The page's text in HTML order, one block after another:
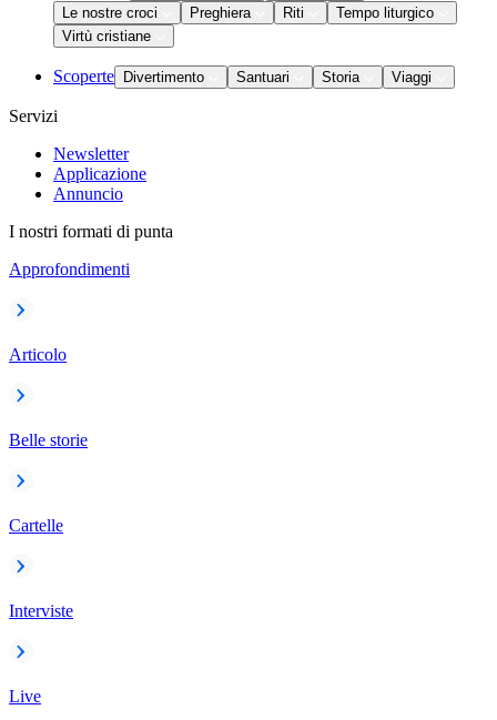
Le nostre croci
Preghiera Riti
Tempo liturgico
Virtù cristiane
Scoperte Divertimento Santuari Storia Viaggi
Servizi
Newsletter
Applicazione
Annuncio
I nostri formati di punta
Approfondimenti
Articolo
Belle storie
Cartelle
Interviste
Live